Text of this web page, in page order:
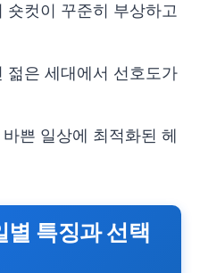
숏컷이 꾸준히 부상하고
젊은 세대에서 선호도가
쁜 일상에 최적화된 헤
별 특징과 선택